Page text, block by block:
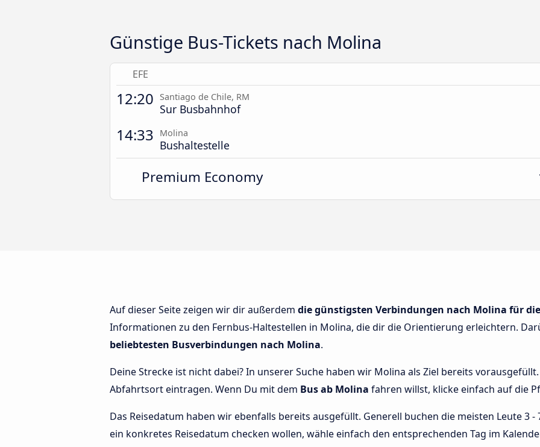
Günstige Bus-Tickets nach Molina
EFE
12:20 Santiago de Chile, RM
Sur Busbahnhof
14:33 Molina
Bushaltestelle
Premium Economy
Auf dieser Seite zeigen wir dir außerdem die günstigsten Verbindungen nach Molina für
Informationen zu den Fernbus-Haltestellen in Molina, die dir die Orientierung erleichtern.
beliebtesten Busverbindungen nach Molina.
Deine Strecke ist nicht dabei? In unserer Suche haben wir Molina als Ziel bereits
Abfahrtsort eintragen. Wenn Du mit dem Bus ab Molina fahren willst, klicke einfach auf die
Das Reisedatum haben wir ebenfalls bereits ausgefüllt. Generell buchen die meisten Leute 3 -
ein konkretes Reisedatum checken wollen, wähle einfach den entsprechenden Tag im